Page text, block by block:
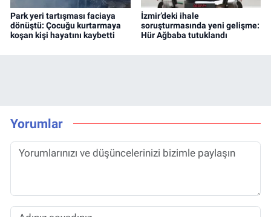
Park yeri tartışması faciaya
dönüştü: Çocuğu kurtarmaya
koşan kişi hayatını kaybetti
İzmir’deki ihale
soruşturmasında yeni gelişme:
Hür Ağbaba tutuklandı
Yorumlar